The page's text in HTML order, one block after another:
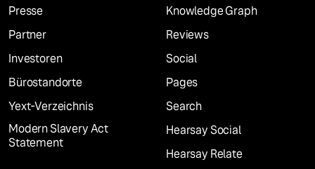
Presse
Partner
Investoren
Bürostandorte
Yext-Verzeichnis
Modern Slavery Act
Statement
Knowledge Graph
Reviews
Social
Pages
Search
Hearsay Social
Hearsay Relate